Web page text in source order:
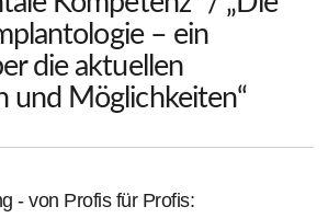
– ein
die aktuellen
und Möglichkeiten“
- von Profis für Profis: